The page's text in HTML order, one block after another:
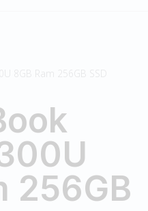
8GB Ram 256GB SSD
256GB